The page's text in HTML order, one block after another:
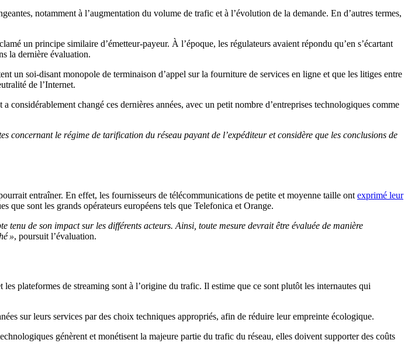
notamment à l’augmentation du volume de trafic et à l’évolution de la demande. En d’autres termes,
un principe similaire d’émetteur-payeur. À l’époque, les régulateurs avaient répondu qu’en s’écartant
la dernière évaluation.
un soi-disant monopole de terminaison d’appel sur la fourniture de services en ligne et que les litiges entre
de l’Internet.
a considérablement changé ces dernières années, avec un petit nombre d’entreprises technologiques comme
concernant le régime de tarification du réseau payant de l’expéditeur et considère que les conclusions de
entraîner. En effet, les fournisseurs de télécommunications de petite et moyenne taille ont exprimé leur
que sont les grands opérateurs européens tels que Telefonica et Orange.
de son impact sur les différents acteurs. Ainsi, toute mesure devrait être évaluée de manière
», poursuit l’évaluation.
plateformes de streaming sont à l’origine du trafic. Il estime que ce sont plutôt les internautes qui
sur leurs services par des choix techniques appropriés, afin de réduire leur empreinte écologique.
génèrent et monétisent la majeure partie du trafic du réseau, elles doivent supporter des coûts